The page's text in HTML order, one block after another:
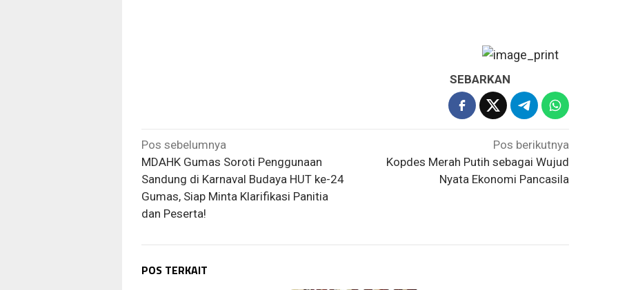
SEBARKAN
Navigasi
pos
Pos sebelumnya
MDAHK Gumas Soroti Penggunaan
Sandung di Karnaval Budaya HUT ke-24
Gumas, Siap Minta Klarifikasi Panitia
dan Peserta!
Pos berikutnya
Kopdes Merah Putih sebagai Wujud
Nyata Ekonomi Pancasila
POS TERKAIT